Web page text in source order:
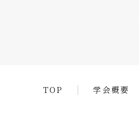
TOP 学会概要